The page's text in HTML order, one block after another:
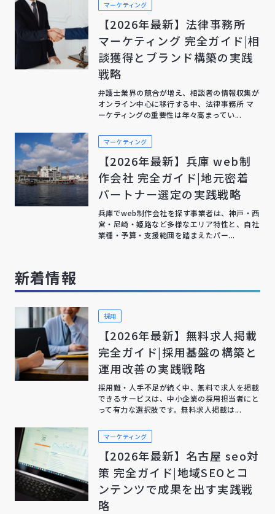
マーケティング
【2026年最新】法律事務所
マーケティング 完全ガイド|相
談獲得とブランド構築の実践
戦略
弁護士業界の競合が増え、相談者の情報収集が
オンライン中心に移行する中、法律事務所 マ
ーケティングの重要性は年々高まってい...
マーケティング
【2026年最新】兵庫 web制
作会社 完全ガイド|地元密着
パートナー選定の実践戦略
兵庫でweb制作会社を探す事業者は、神戸・西
宮・尼崎・姫路など多様なエリア特性と、自社
業種・予算・支援範囲を踏まえたパー...
新着情報
採用
【2026年最新】無料求人掲載
完全ガイド|採用基盤の構築と
運用改善の実践戦略
採用難・人手不足が続く中、無料で求人を掲載
できるサービスは、中小企業の採用担当者にと
って有力な選択肢です。無料求人掲載は...
マーケティング
【2026年最新】名古屋 seo対
策 完全ガイド|地域SEOとコ
ンテンツで成果を出す実践戦
略